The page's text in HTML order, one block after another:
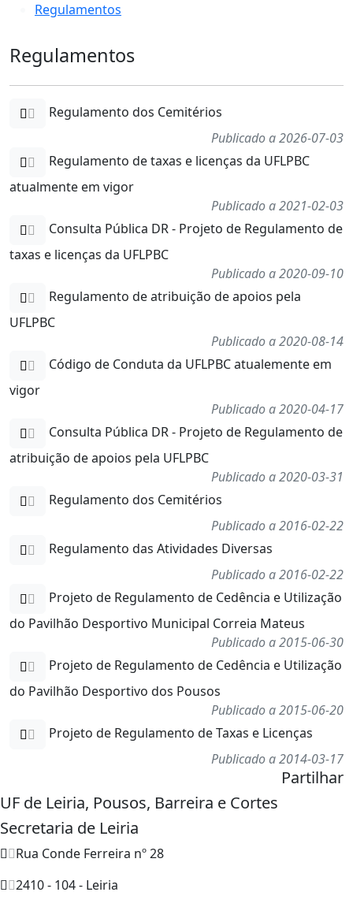
Regulamentos
Regulamentos
Regulamento dos Cemitérios
Publicado a 2026-07-03
Regulamento de taxas e licenças da UFLPBC
atualmente em vigor
Publicado a 2021-02-03
Consulta Pública DR - Projeto de Regulamento de
taxas e licenças da UFLPBC
Publicado a 2020-09-10
Regulamento de atribuição de apoios pela
UFLPBC
Publicado a 2020-08-14
Código de Conduta da UFLPBC atualemente em
vigor
Publicado a 2020-04-17
Consulta Pública DR - Projeto de Regulamento de
atribuição de apoios pela UFLPBC
Publicado a 2020-03-31
Regulamento dos Cemitérios
Publicado a 2016-02-22
Regulamento das Atividades Diversas
Publicado a 2016-02-22
Projeto de Regulamento de Cedência e Utilização
do Pavilhão Desportivo Municipal Correia Mateus
Publicado a 2015-06-30
Projeto de Regulamento de Cedência e Utilização
do Pavilhão Desportivo dos Pousos
Publicado a 2015-06-20
Projeto de Regulamento de Taxas e Licenças
Publicado a 2014-03-17
Partilhar
UF de Leiria, Pousos, Barreira e Cortes
Secretaria de Leiria
Rua Conde Ferreira nº 28
2410 - 104 - Leiria